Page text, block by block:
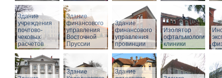
Здание
учреждения
почтово-
чековых
расчетов
Здание
финансового
управления
Восточной
Пруссии
Здание
финансового
управления
провинции
Изолятор
клиники
Здание
Здание